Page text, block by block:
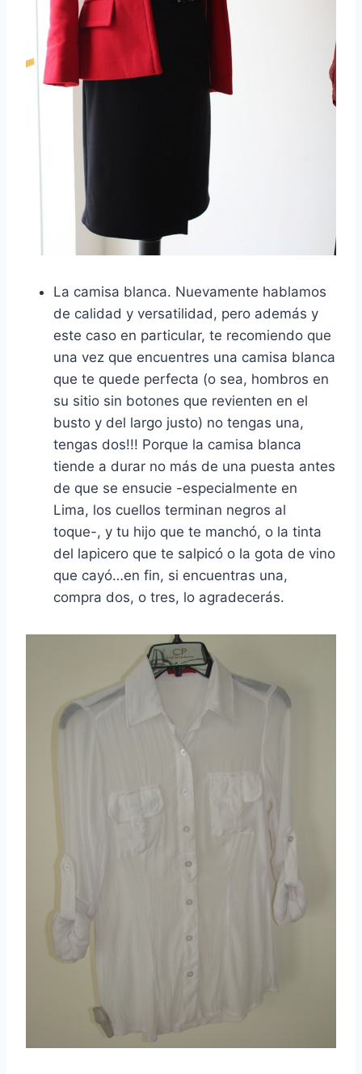
La camisa blanca. Nuevamente hablamos
de calidad y versatilidad, pero además y
este caso en particular, te recomiendo que
una vez que encuentres una camisa blanca
que te quede perfecta (o sea, hombros en
su sitio sin botones que revienten en el
busto y del largo justo) no tengas una,
tengas dos!!! Porque la camisa blanca
tiende a durar no más de una puesta antes
de que se ensucie -especialmente en
Lima, los cuellos terminan negros al
toque-, y tu hijo que te manchó, o la tinta
del lapicero que te salpicó o la gota de vino
que cayó…en fin, si encuentras una,
compra dos, o tres, lo agradecerás.